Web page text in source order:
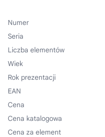
Numer
Seria
Liczba elementów
Wiek
Rok prezentacji
EAN
Cena
Cena katalogowa
Cena za element